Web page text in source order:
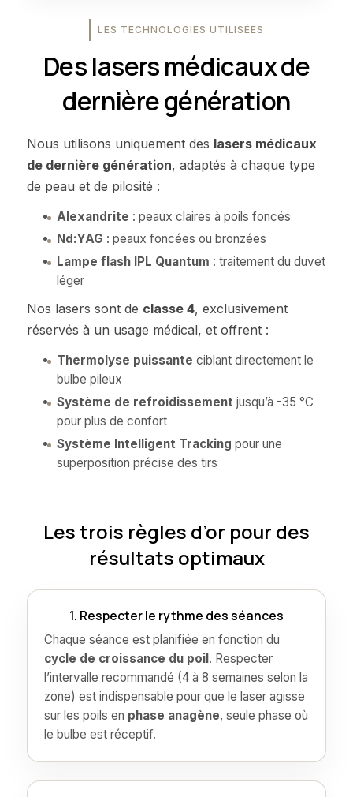
LES TECHNOLOGIES UTILISÉES
Des lasers médicaux de
dernière génération
Nous utilisons uniquement des lasers médicaux
de dernière génération, adaptés à chaque type
de peau et de pilosité :
Alexandrite : peaux claires à poils foncés
Nd:YAG : peaux foncées ou bronzées
Lampe flash IPL Quantum : traitement du duvet
léger
Nos lasers sont de classe 4, exclusivement
réservés à un usage médical, et offrent :
Thermolyse puissante ciblant directement le
bulbe pileux
Système de refroidissement jusqu’à -35 °C
pour plus de confort
Système Intelligent Tracking pour une
superposition précise des tirs
Les trois règles d’or pour des
résultats optimaux
1. Respecter le rythme des séances
Chaque séance est planifiée en fonction du
cycle de croissance du poil. Respecter
l’intervalle recommandé (4 à 8 semaines selon la
zone) est indispensable pour que le laser agisse
sur les poils en phase anagène, seule phase où
le bulbe est réceptif.